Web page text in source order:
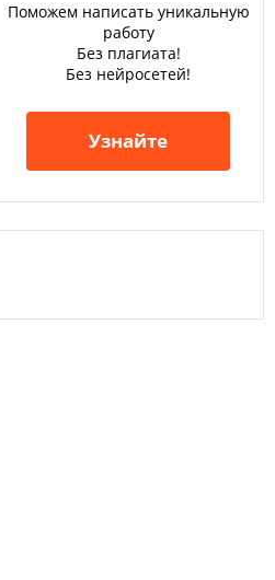
Поможем написать уникальную
работу
Без плагиата!
Без нейросетей!
Узнайте